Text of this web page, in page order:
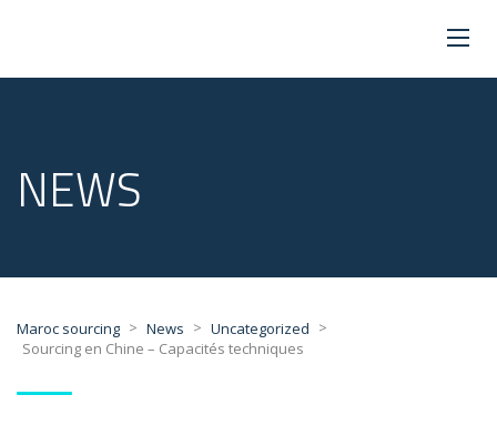
NEWS
Maroc sourcing > News > Uncategorized >
Sourcing en Chine – Capacités techniques